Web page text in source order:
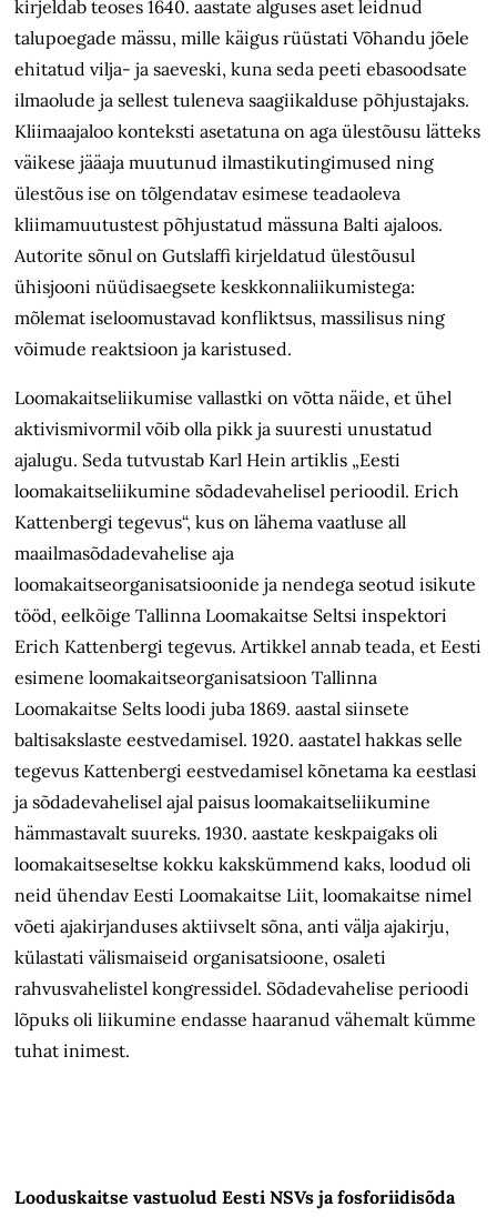
kirjeldab teoses 1640. aastate alguses aset leidnud
talupoegade mässu, mille käigus rüüstati Võhandu jõele
ehitatud vilja- ja saeveski, kuna seda peeti ebasoodsate
ilmaolude ja sellest tuleneva saagiikalduse põhjustajaks.
Kliimaajaloo konteksti asetatuna on aga ülestõusu lätteks
väikese jääaja muutunud ilmastikutingimused ning
ülestõus ise on tõlgendatav esimese teadaoleva
kliimamuutustest põhjustatud mässuna Balti ajaloos.
Autorite sõnul on Gutslaffi kirjeldatud ülestõusul
ühisjooni nüüdisaegsete keskkonnaliikumistega:
mõlemat iseloomustavad konfliktsus, massilisus ning
võimude reaktsioon ja karistused.
Loomakaitseliikumise vallastki on võtta näide, et ühel
aktivismivormil võib olla pikk ja suuresti unustatud
ajalugu. Seda tutvustab Karl Hein artiklis „Eesti
loomakaitseliikumine sõdadevahelisel perioodil. Erich
Kattenbergi tegevus“, kus on lähema vaatluse all
maailmasõdadevahelise aja
loomakaitseorganisatsioonide ja nendega seotud isikute
tööd, eelkõige Tallinna Loomakaitse Seltsi inspektori
Erich Kattenbergi tegevus. Artikkel annab teada, et Eesti
esimene loomakaitseorganisatsioon Tallinna
Loomakaitse Selts loodi juba 1869. aastal siinsete
baltisakslaste eestvedamisel. 1920. aastatel hakkas selle
tegevus Kattenbergi eestvedamisel kõnetama ka eestlasi
ja sõdadevahelisel ajal paisus loomakaitseliikumine
hämmastavalt suureks. 1930. aastate keskpaigaks oli
loomakaitseseltse kokku kakskümmend kaks, loodud oli
neid ühendav Eesti Loomakaitse Liit, loomakaitse nimel
võeti ajakirjanduses aktiivselt sõna, anti välja ajakirju,
külastati välismaiseid organisatsioone, osaleti
rahvusvahelistel kongressidel. Sõdadevahelise perioodi
lõpuks oli liikumine endasse haaranud vähemalt kümme
tuhat inimest.
Looduskaitse vastuolud Eesti NSVs ja fosforiidisõda